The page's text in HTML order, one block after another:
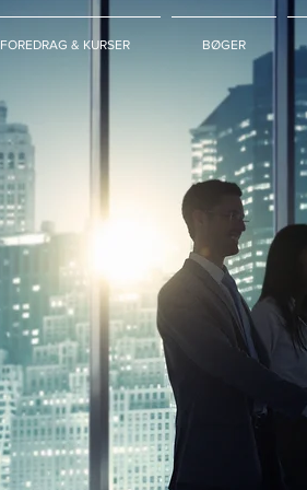
FOREDRAG & KURSER BØGER